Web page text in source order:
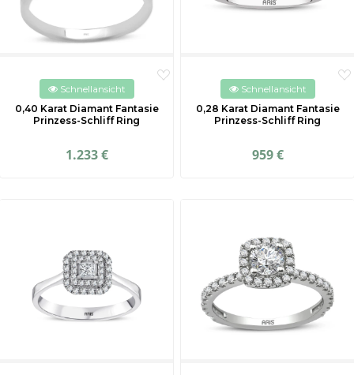
Schnellansicht
0,40 Karat Diamant Fantasie
Prinzess-Schliff Ring
1.233 €
Schnellansicht
0,28 Karat Diamant Fantasie
Prinzess-Schliff Ring
959 €